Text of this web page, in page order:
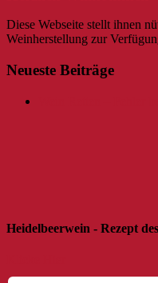
Diese Webseite stellt ihnen
Weinherstellung zur
Neueste Beiträge
Heidelbeerwein - Rezept